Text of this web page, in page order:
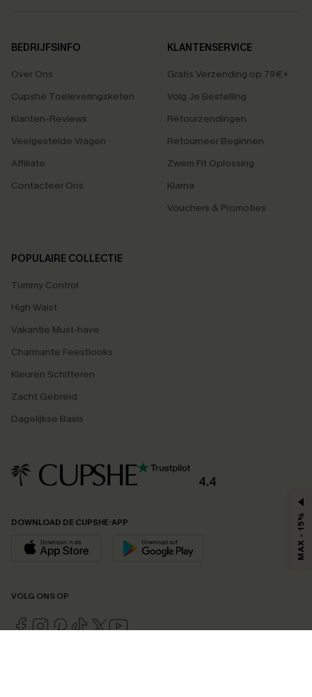
BEDRIJFSINFO
Over Ons
Cupshe Toeleveringsketen
Klanten-Reviews
Veelgestelde Vragen
Affiliate
Contacteer Ons
KLANTENSERVICE
Gratis Verzending op 79€+
Volg Je Bestelling
Retourzendingen
Retourneer Beginnen
Zwem Fit Oplossing
Klarna
Vouchers & Promoties
POPULAIRE COLLECTIE
Tummy Control
High Waist
Vakantie Must-have
Charmante Feestlooks
Kleuren Schitteren
Zacht Gebreid
Dagelijkse Basis
4.4
DOWNLOAD DE CUPSHE-APP
VOLG ONS OP
MAX - 15%